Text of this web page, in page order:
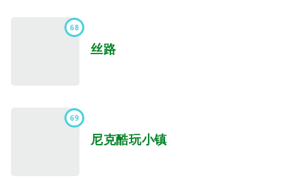
68
丝路
69
尼克酷玩小镇